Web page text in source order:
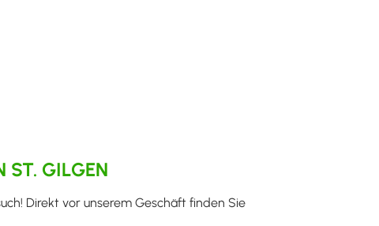
ST. GILGEN
Direkt vor unserem Geschäft finden Sie